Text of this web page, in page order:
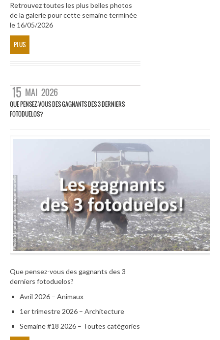
Retrouvez toutes les plus belles photos
de la galerie pour cette semaine terminée
le 16/05/2026
PLUS
15 MAI 2026
QUE PENSEZ-VOUS DES GAGNANTS DES 3 DERNIERS
FOTODUELOS?
Que pensez-vous des gagnants des 3
derniers fotoduelos?
Avril 2026 – Animaux
1er trimestre 2026 – Architecture
Semaine #18 2026 – Toutes catégories